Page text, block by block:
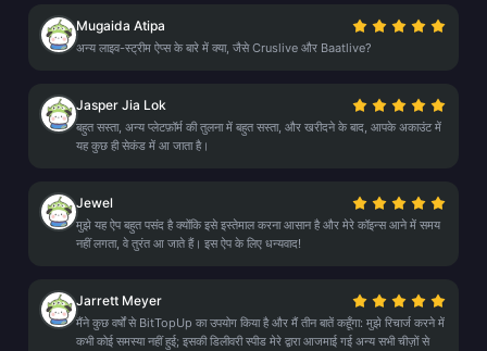
Mugaida Atipa
अन्य लाइव-स्ट्रीम ऐप्स के बारे में क्या, जैसे Cruslive और Baatlive?
Jasper Jia Lok
बहुत सस्ता, अन्य प्लेटफ़ॉर्म की तुलना में बहुत सस्ता, और खरीदने के बाद, आपके अकाउंट में
यह कुछ ही सेकंड में आ जाता है।
Jewel
मुझे यह ऐप बहुत पसंद है क्योंकि इसे इस्तेमाल करना आसान है और मेरे कॉइन्स आने में समय
नहीं लगता, वे तुरंत आ जाते हैं। इस ऐप के लिए धन्यवाद!
Jarrett Meyer
मैंने कुछ वर्षों से BitTopUp का उपयोग किया है और मैं तीन बातें कहूँगा: मुझे रिचार्ज करने में
कभी कोई समस्या नहीं हुई; इसकी डिलीवरी स्पीड मेरे द्वारा आजमाई गई अन्य सभी चीज़ों से